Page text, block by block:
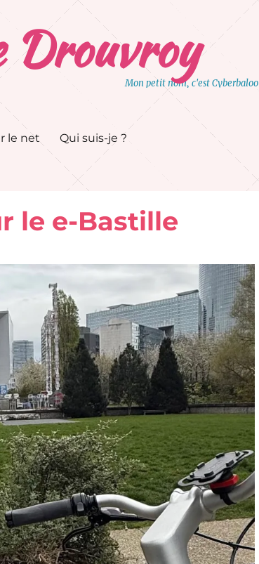
Drouvroy
Mon petit nom, c'est Cyberbaloo
le net Qui suis-je ?
le e-Bastille